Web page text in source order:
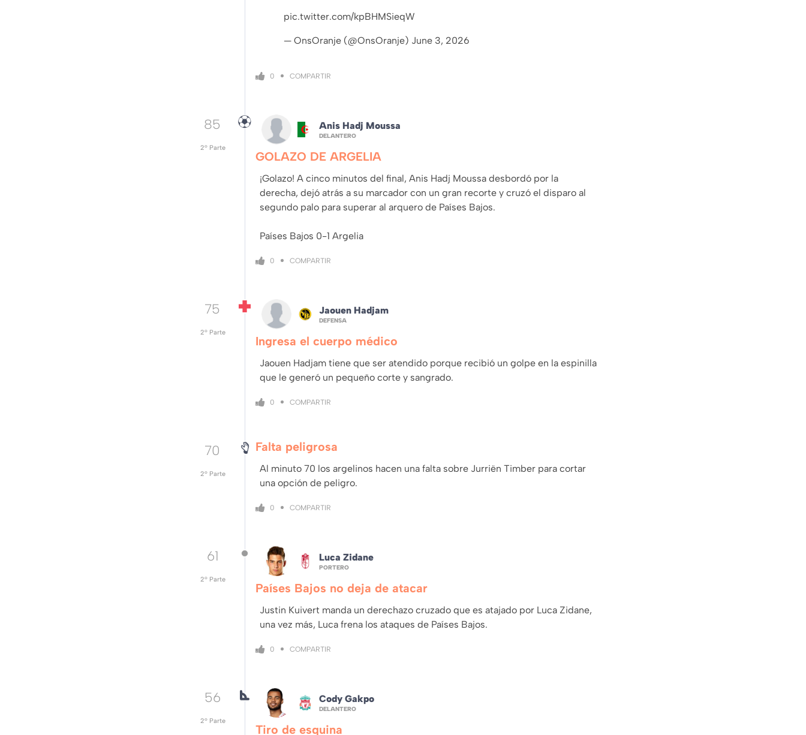
pic.twitter.com/kpBHMSieqW
— OnsOranje (@OnsOranje) June 3, 2026
0 COMPARTIR
85
2º Parte
Anis Hadj Moussa
DELANTERO
GOLAZO DE ARGELIA
¡Golazo! A cinco minutos del final, Anis Hadj Moussa desbordó por la
derecha, dejó atrás a su marcador con un gran recorte y cruzó el disparo al
segundo palo para superar al arquero de Países Bajos.
Países Bajos 0-1 Argelia
0 COMPARTIR
75
2º Parte
Jaouen Hadjam
DEFENSA
Ingresa el cuerpo médico
Jaouen Hadjam tiene que ser atendido porque recibió un golpe en la espinilla
que le generó un pequeño corte y sangrado.
0 COMPARTIR
70
2º Parte
Falta peligrosa
Al minuto 70 los argelinos hacen una falta sobre Jurriën Timber para cortar
una opción de peligro.
0 COMPARTIR
61
2º Parte
Luca Zidane
PORTERO
Países Bajos no deja de atacar
Justin Kuivert manda un derechazo cruzado que es atajado por Luca Zidane,
una vez más, Luca frena los ataques de Países Bajos.
0 COMPARTIR
56
2º Parte
Cody Gakpo
DELANTERO
Tiro de esquina